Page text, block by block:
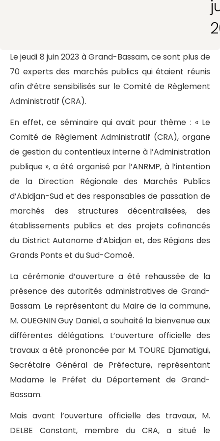
Le jeudi 8 juin 2023 à Grand-Bassam, ce sont plus de
70 experts des marchés publics qui étaient réunis
afin d’être sensibilisés sur le Comité de Règlement
Administratif (CRA).
En effet, ce séminaire qui avait pour thème : « Le
Comité de Règlement Administratif (CRA), organe
de gestion du contentieux interne à l’Administration
publique », a été organisé par l’ANRMP, à l’intention
de la Direction Régionale des Marchés Publics
d’Abidjan-Sud et des responsables de passation de
marchés des structures décentralisées, des
établissements publics et des projets cofinancés
du District Autonome d’Abidjan et, des Régions des
Grands Ponts et du Sud-Comoé.
La cérémonie d’ouverture a été rehaussée de la
présence des autorités administratives de Grand-
Bassam. Le représentant du Maire de la commune,
M. OUEGNIN Guy Daniel, a souhaité la bienvenue aux
différentes délégations. L’ouverture officielle des
travaux a été prononcée par M. TOURE Djamatigui,
Secrétaire Général de Préfecture, représentant
Madame le Préfet du Département de Grand-
Bassam.
Mais avant l’ouverture officielle des travaux, M.
DELBE Constant, membre du CRA, a situé le